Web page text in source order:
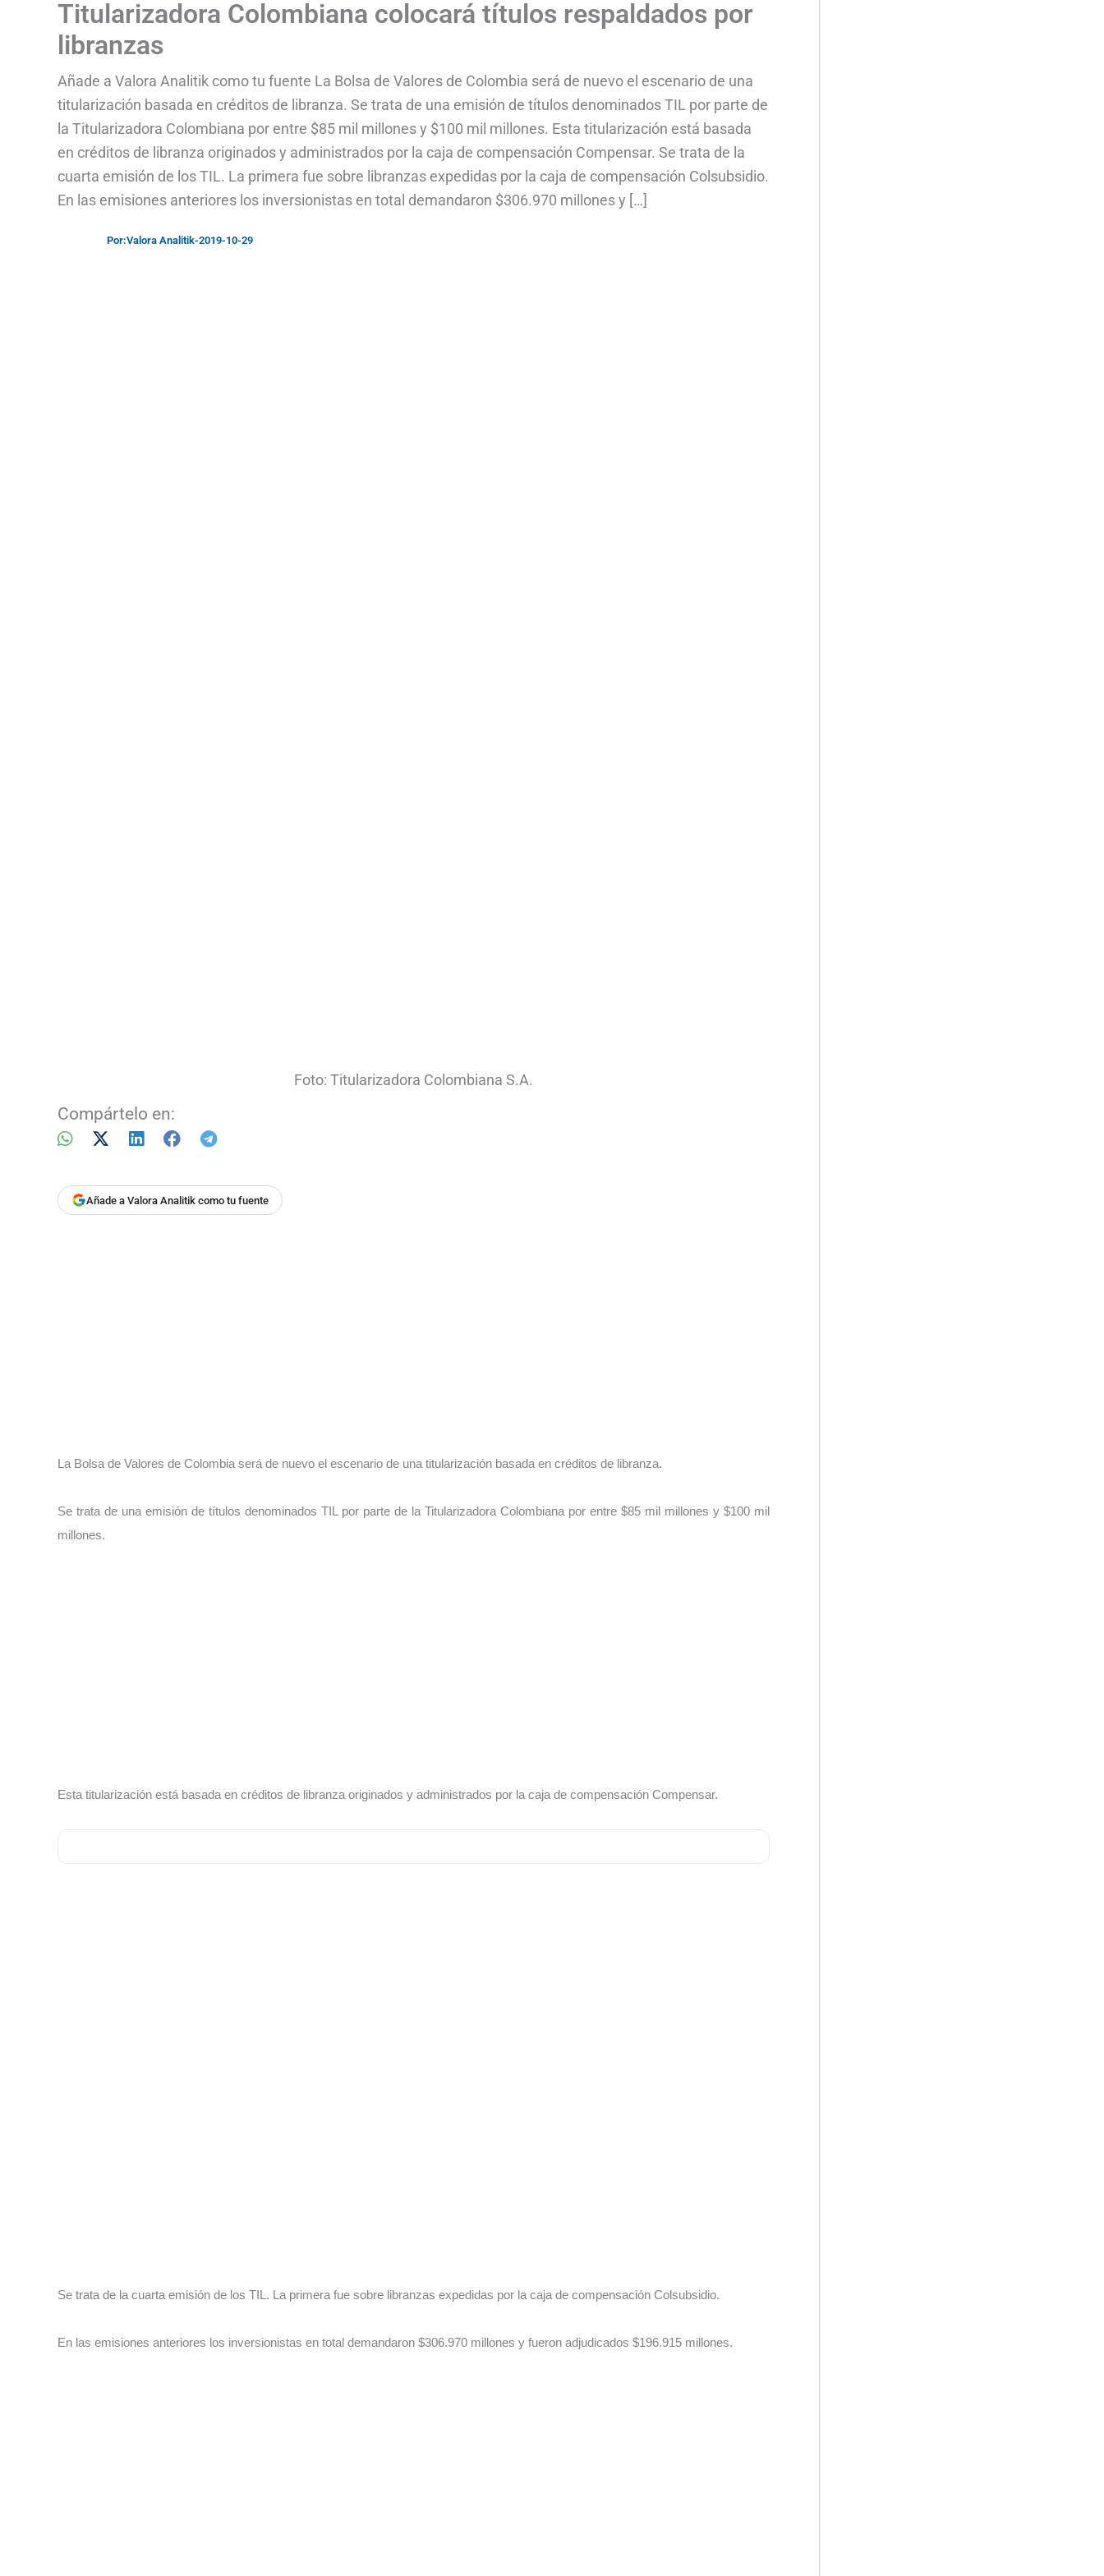
Titularizadora Colombiana colocará títulos respaldados por
libranzas
Añade a Valora Analitik como tu fuente La Bolsa de Valores de Colombia será de nuevo el escenario de una
titularización basada en créditos de libranza. Se trata de una emisión de títulos denominados TIL por parte de
la Titularizadora Colombiana por entre $85 mil millones y $100 mil millones. Esta titularización está basada
en créditos de libranza originados y administrados por la caja de compensación Compensar. Se trata de la
cuarta emisión de los TIL. La primera fue sobre libranzas expedidas por la caja de compensación Colsubsidio.
En las emisiones anteriores los inversionistas en total demandaron $306.970 millones y […]
Por:Valora Analitik-2019-10-29
Foto: Titularizadora Colombiana S.A.
Compártelo en:
Añade a Valora Analitik como tu fuente
La Bolsa de Valores de Colombia será de nuevo el escenario de una titularización basada en créditos de libranza.
Se trata de una emisión de títulos denominados TIL por parte de la Titularizadora Colombiana por entre $85 mil millones y $100 mil
millones.
Esta titularización está basada en créditos de libranza originados y administrados por la caja de compensación Compensar.
Se trata de la cuarta emisión de los TIL. La primera fue sobre libranzas expedidas por la caja de compensación Colsubsidio.
En las emisiones anteriores los inversionistas en total demandaron $306.970 millones y fueron adjudicados $196.915 millones.